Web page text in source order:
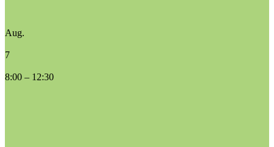
Aug.
7
8:00 – 12:30